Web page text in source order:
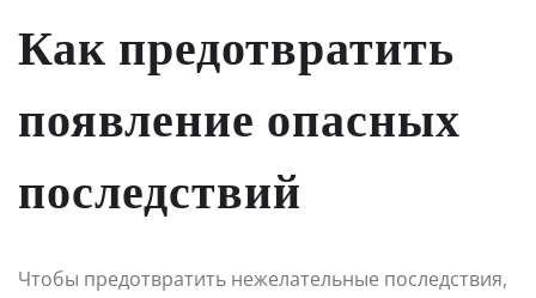
Как предотвратить
появление опасных
последствий
Чтобы предотвратить нежелательные последствия,